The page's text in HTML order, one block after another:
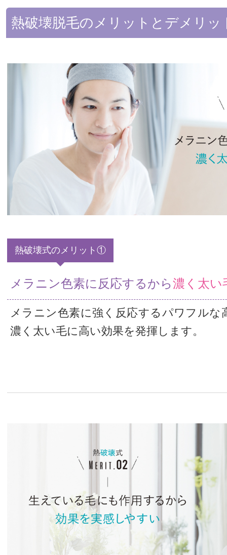
熱破壊脱毛のメリットとデメリッ
熱破壊式のメリット①
メラニン色素に反応するから濃く太い
メラニン色素に強く反応するパワフルな
濃く太い毛に高い効果を発揮します。